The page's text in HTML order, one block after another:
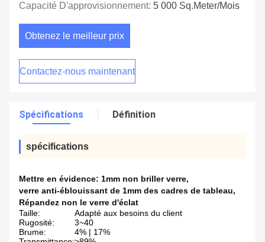
Capacité D'approvisionnement: 5 000 Sq.meter/mois
Obtenez le meilleur prix
Contactez-nous maintenant
Spécifications Définition
spécifications
Mettre en évidence: 1mm non briller verre,
verre anti-éblouissant de 1mm des cadres de tableau,
Répandez non le verre d'éclat
Taille:
Adapté aux besoins du client
Rugosité:
3~40
Brume:
4% | 17%